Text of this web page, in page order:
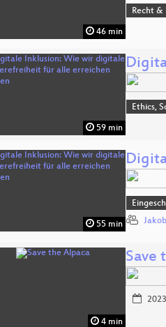
46 min
Recht &
59 min
Ethics,
55 min
4 min
Save